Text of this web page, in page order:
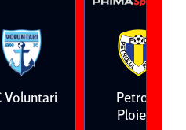
Voluntari
Petrolul
Ploieşti